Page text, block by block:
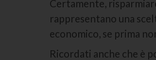
Certamente,
rappresentano una
economico, se prima
Ricordati anche che è